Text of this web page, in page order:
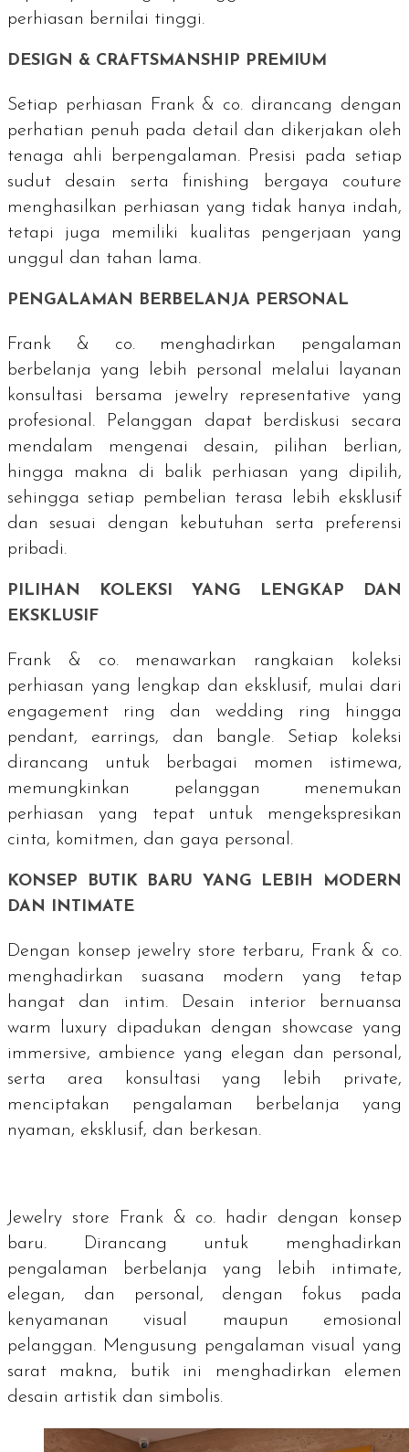
perhiasan bernilai tinggi.
DESIGN & CRAFTSMANSHIP PREMIUM
Setiap perhiasan Frank & co. dirancang dengan
perhatian penuh pada detail dan dikerjakan oleh
tenaga ahli berpengalaman. Presisi pada setiap
sudut desain sertafinishing bergaya couture
menghasilkan perhiasan yang tidak hanya indah,
tetapi juga memiliki kualitas pengerjaan yang
unggul dan tahan lama.
PENGALAMAN BERBELANJA PERSONAL
Frank & co. menghadirkan pengalaman
berbelanja yang lebih personal melalui layanan
konsultasi bersama
jewelry representative yang
profesional. Pelanggan dapat berdiskusi secara
mendalam mengenai desain, pilihan berlian,
hingga makna di balik perhiasan yang dipilih,
sehingga setiap pembelian terasa lebih eksklusif
dan sesuai dengan kebutuhan serta preferensi
pribadi.
PILIHAN KOLEKSI YANG LENGKAP DAN
EKSKLUSIF
Frank & co. menawarkan rangkaian koleksi
perhiasan yang lengkap dan eksklusif, mulai dari
engagement ring dan wedding ring hingga
pendant, earrings, dan bangle. Setiap koleksi
dirancang untuk berbagai momen istimewa,
memungkinkan pelanggan menemukan
perhiasan yang tepat untuk mengekspresikan
cinta, komitmen, dan gaya personal.
KONSEP BUTIK BARU YANG LEBIH MODERN
DAN INTIMATE
Dengan konsep jewelry store terbaru, Frank & co.
menghadirkan suasana modern yang tetap
hangat dan intim. Desain interior bernuansa
warm luxury dipadukan dengan showcase yang
immersive, ambience yang elegan dan personal,
serta area konsultasi yang lebih private,
menciptakan pengalaman berbelanja yang
nyaman, eksklusif, dan berkesan.
Jewelry store Frank & co. hadir dengan konsep
baru. Dirancang untuk menghadirkan
pengalaman berbelanja yang lebih intimate,
elegan, dan personal, dengan fokus pada
kenyamanan visual maupun emosional
pelanggan. Mengusung pengalaman visual yang
sarat makna, butik ini menghadirkan elemen
desain artistik dan simbolis.